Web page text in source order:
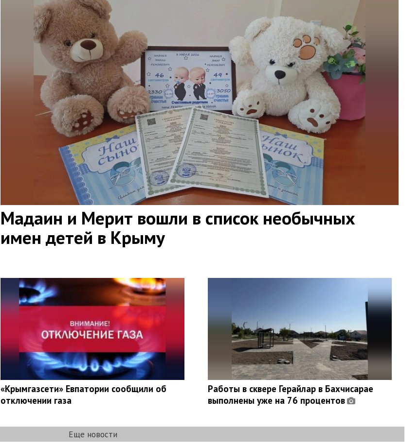
Мадаин и Мерит вошли в список необычных
имен детей в Крыму
«Крымгазсети» Евпатории сообщили об
отключении газа
Работы в сквере Герайлар в Бахчисарае
выполнены уже на 76 процентов
Еще новости